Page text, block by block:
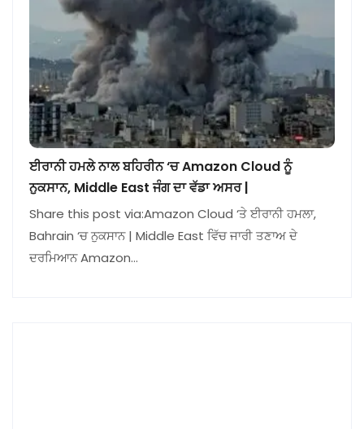
ਈਰਾਨੀ ਹਮਲੇ ਨਾਲ ਬਹਿਰੀਨ ‘ਚ Amazon Cloud ਨੂੰ
ਨੁਕਸਾਨ, Middle East ਜੰਗ ਦਾ ਵੱਡਾ ਅਸਰ |
Share this post via:Amazon Cloud ‘ਤੇ ਈਰਾਨੀ ਹਮਲਾ,
Bahrain ‘ਚ ਨੁਕਸਾਨ | Middle East ਵਿੱਚ ਜਾਰੀ ਤਣਾਅ ਦੇ
ਦਰਮਿਆਨ Amazon…